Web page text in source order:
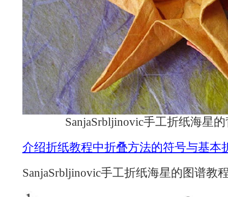
SanjaSrbljinovic手工折纸海星
介绍折纸教程中折叠方法的符号与基本
SanjaSrbljinovic手工折纸海星的图谱教